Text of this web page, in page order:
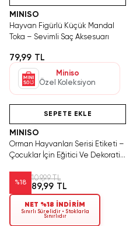
MINISO
Hayvan Figürlü Küçük Mandal
Toka – Sevimli Saç Aksesuarı
79,99 TL
Miniso
Özel Koleksiyon
Tükenmeden Satın Al
SEPETE EKLE
MINISO
Orman Hayvanları Serisi Etiketi –
Çocuklar İçin Eğitici Ve Dekoratif
%18
109,99 TL
89,99 TL
NET %18 İNDİRİM
Sınırlı Sürelidir • Stoklarla
Sınırlıdır